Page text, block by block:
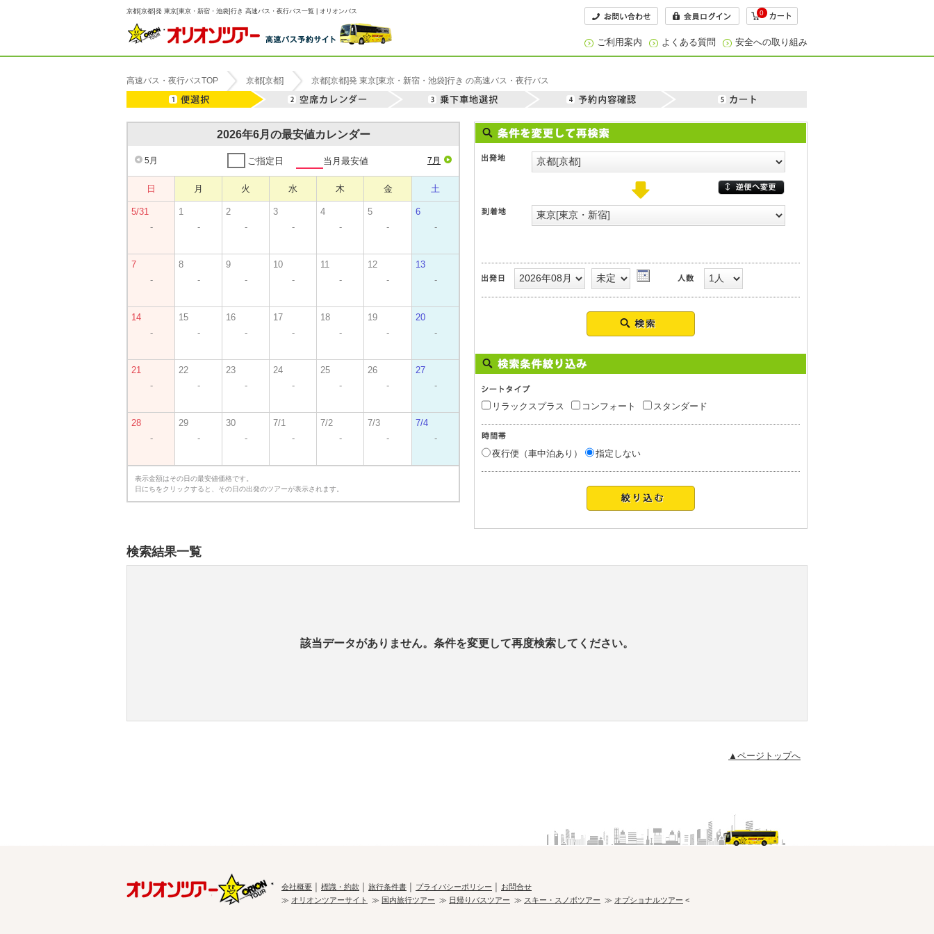
京都[京都]発 東京[東京・新宿・池袋]行き 高速バス・夜行バス一覧 | オリオンバス 0
ご利用案内 よくある質問 安全への取り組み
高速バス・夜行バスTOP 京都[京都] 京都[京都]発 東京[東京・新宿・池袋]行き の高速バス・夜行バス
2026年6月の最安値カレンダー
5月 7月
ご指定日 当月最安値
日 月 火 水 木 金 土
5/31
-
1
-
2
-
3
-
4
-
5
-
6
-
7
-
8
-
9
-
10
-
11
-
12
-
13
-
14
-
15
-
16
-
17
-
18
-
19
-
20
-
21
-
22
-
23
-
24
-
25
-
26
-
27
-
28
-
29
-
30
-
7/1
-
7/2
-
7/3
-
7/4
-
表示金額はその日の最安値価格です。
日にちをクリックすると、その日の出発のツアーが表示されます。
リラックスプラス コンフォート スタンダード
夜行便（車中泊あり） 指定しない
検索結果一覧
該当データがありません。条件を変更して再度検索してください。
▲ページトップへ
会社概要 標識・約款 旅行条件書 プライバシーポリシー
お問合せ
≫ オリオンツアーサイト ≫ 国内旅行ツアー ≫ 日帰りバスツアー ≫ スキー・スノボツアー ≫ オプショナルツアー <